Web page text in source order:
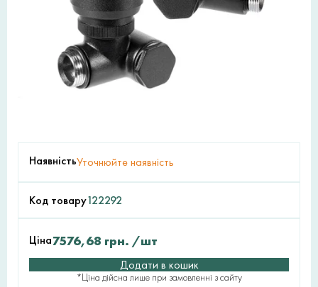
НаявністьУточнюйте наявність
Код товару122292
Ціна7576,68 грн. /шт
Додати в кошик
*Ціна дійсна лише при замовленні з сайту